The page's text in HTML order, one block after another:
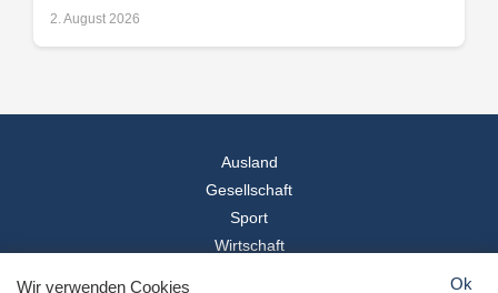
2. August 2026
Ausland
Gesellschaft
Sport
Wirtschaft
Wir verwenden Cookies Ok